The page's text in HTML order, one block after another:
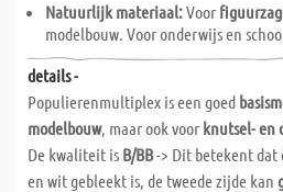
Natuurlijk materiaal:Voor
modelbouw. Voor onderwijs en
details -
Populierenmultiplex is een goed
modelbouw, maar ook voor knutsel- en
De kwaliteit is B/BB-> Dit betekent dat
en wit gebleekt is, de tweede zijde kan